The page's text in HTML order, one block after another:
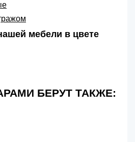
мебели в цвете
БЕРУТ ТАКЖЕ: